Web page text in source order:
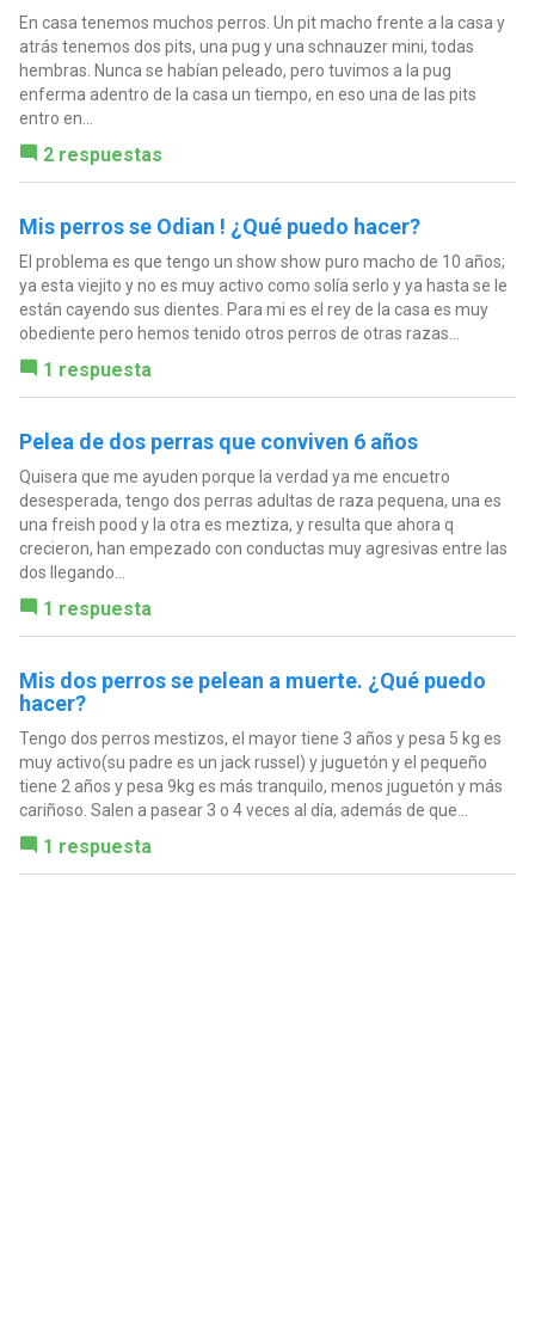
En casa tenemos muchos perros. Un pit macho frente a la casa y
atrás tenemos dos pits, una pug y una schnauzer mini, todas
hembras. Nunca se habían peleado, pero tuvimos a la pug
enferma adentro de la casa un tiempo, en eso una de las pits
entro en...
2 respuestas
Mis perros se Odian ! ¿Qué puedo hacer?
El problema es que tengo un show show puro macho de 10 años;
ya esta viejito y no es muy activo como solía serlo y ya hasta se le
están cayendo sus dientes. Para mi es el rey de la casa es muy
obediente pero hemos tenido otros perros de otras razas...
1 respuesta
Pelea de dos perras que conviven 6 años
Quisera que me ayuden porque la verdad ya me encuetro
desesperada, tengo dos perras adultas de raza pequena, una es
una freish pood y la otra es meztiza, y resulta que ahora q
crecieron, han empezado con conductas muy agresivas entre las
dos llegando...
1 respuesta
Mis dos perros se pelean a muerte. ¿Qué puedo
hacer?
Tengo dos perros mestizos, el mayor tiene 3 años y pesa 5 kg es
muy activo(su padre es un jack russel) y juguetón y el pequeño
tiene 2 años y pesa 9kg es más tranquilo, menos juguetón y más
cariñoso. Salen a pasear 3 o 4 veces al día, además de que...
1 respuesta